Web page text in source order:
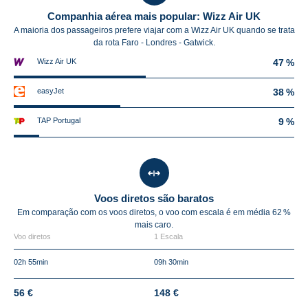
Companhia aérea mais popular: Wizz Air UK
A maioria dos passageiros prefere viajar com a Wizz Air UK quando se trata
da rota Faro - Londres - Gatwick.
Wizz Air UK 47 %
easyJet 38 %
TAP Portugal 9 %
Voos diretos são baratos
Em comparação com os voos diretos, o voo com escala é em média 62 %
mais caro.
Voo diretos 1 Escala
02h 55min 09h 30min
56 € 148 €